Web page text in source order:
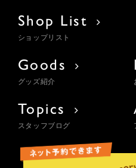
Shop List
ショップリスト
Goods
グッズ紹介
Topics
スタッフブログ